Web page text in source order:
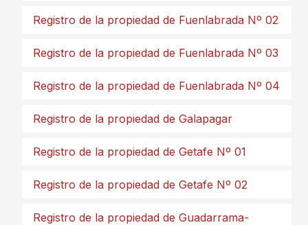
Registro de la propiedad de Fuenlabrada Nº 02
Registro de la propiedad de Fuenlabrada Nº 03
Registro de la propiedad de Fuenlabrada Nº 04
Registro de la propiedad de Galapagar
Registro de la propiedad de Getafe Nº 01
Registro de la propiedad de Getafe Nº 02
Registro de la propiedad de Guadarrama-